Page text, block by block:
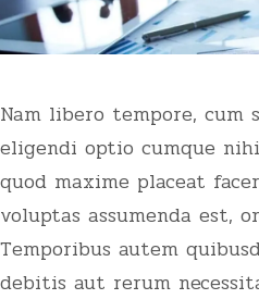
Nam libero tempore, cum
eligendi optio cumque
quod maxime placeat
voluptas assumenda est,
Temporibus autem
debitis aut rerum